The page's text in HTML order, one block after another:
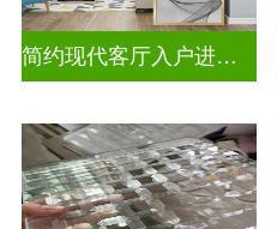
简约现代客厅入户进门遮挡玻璃背景墙